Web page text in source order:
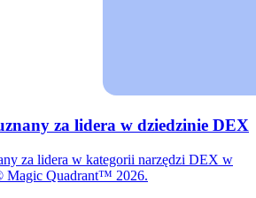
za lidera w dziedzinie DEX
za lidera w kategorii narzędzi DEX w
Magic Quadrant™ 2026.